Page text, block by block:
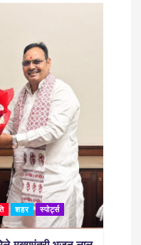
शहर स्पोर्ट्स